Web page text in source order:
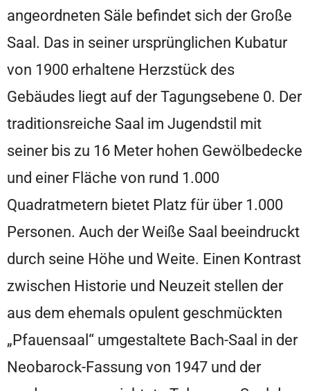
angeordneten Säle befindet sich der Große
Saal. Das in seiner ursprünglichen Kubatur
von 1900 erhaltene Herzstück des
Gebäudes liegt auf der Tagungsebene 0. Der
traditionsreiche Saal im Jugendstil mit
seiner bis zu 16 Meter hohen Gewölbedecke
und einer Fläche von rund 1.000
Quadratmetern bietet Platz für über 1.000
Personen. Auch der Weiße Saal beeindruckt
durch seine Höhe und Weite. Einen Kontrast
zwischen Historie und Neuzeit stellen der
aus dem ehemals opulent geschmückten
„Pfauensaal“ umgestaltete Bach-Saal in der
Neobarock-Fassung von 1947 und der